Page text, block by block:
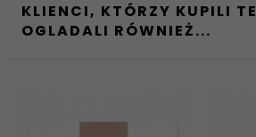
KLIENCI, KTÓRZY KUPILI
OGLADALI RÓWNIEŻ...